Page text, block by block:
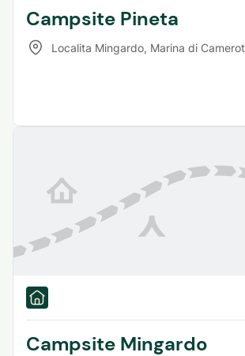
Campsite Pineta
Localita Mingardo, Marina di
Campsite Mingardo